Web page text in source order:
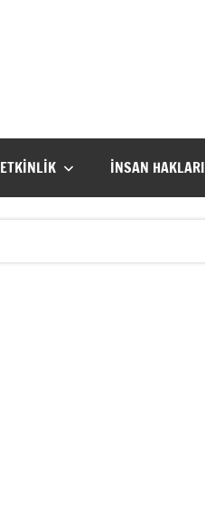
Benim
ETKİNLİK İNSAN HAKLARI